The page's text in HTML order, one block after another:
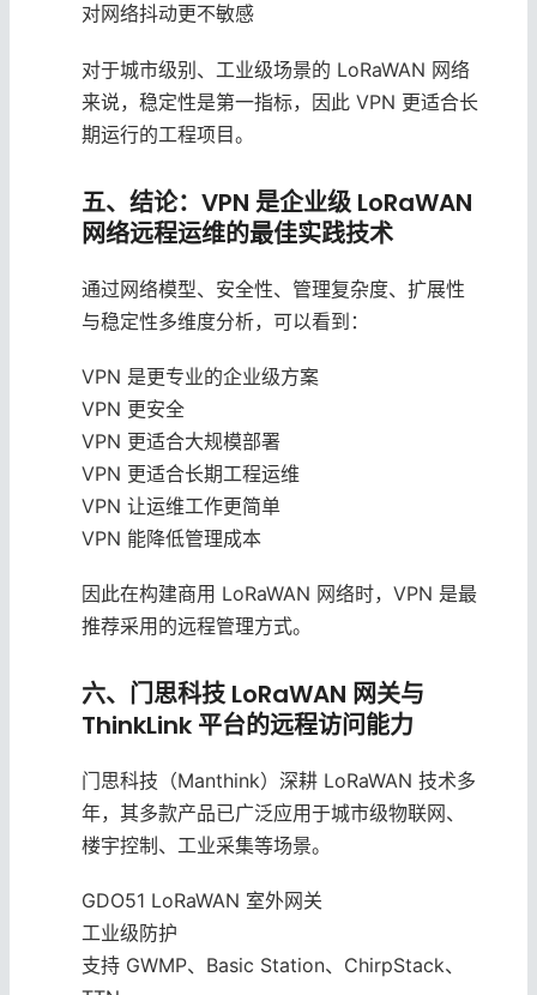
对网络抖动更不敏感
对于城市级别、工业级场景的 LoRaWAN 网络
来说，稳定性是第一指标，因此 VPN 更适合长
期运行的工程项目。
五、结论：VPN 是企业级 LoRaWAN
网络远程运维的最佳实践技术
通过网络模型、安全性、管理复杂度、扩展性
与稳定性多维度分析，可以看到：
VPN 是更专业的企业级方案
VPN 更安全
VPN 更适合大规模部署
VPN 更适合长期工程运维
VPN 让运维工作更简单
VPN 能降低管理成本
因此在构建商用 LoRaWAN 网络时，VPN 是最
推荐采用的远程管理方式。
六、门思科技 LoRaWAN 网关与
ThinkLink 平台的远程访问能力
门思科技（Manthink）深耕 LoRaWAN 技术多
年，其多款产品已广泛应用于城市级物联网、
楼宇控制、工业采集等场景。
GDO51 LoRaWAN 室外网关
工业级防护
支持 GWMP、Basic Station、ChirpStack、